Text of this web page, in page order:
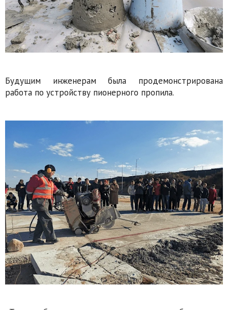
Будущим инженерам была продемонстрирована
работа по устройству пионерного пропила.